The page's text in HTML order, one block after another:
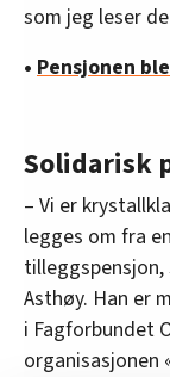
som jeg leser
• Pensjonen
Solidarisk
– Vi er
legges om fra
Asthøy. Han er
i Fagforbundet
organisasjonen